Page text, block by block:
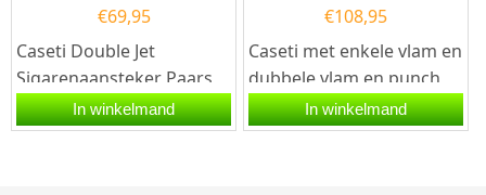
€69,95
Caseti Double Jet
Sigarenaansteker Paars
aansteker.De Caseti
Double Jet
In winkelmand
€108,95
Caseti met enkele vlam en
dubbele vlam en punch
groen chroom
aansteker.De Caseti met
In winkelmand